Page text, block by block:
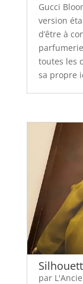
Gucci
version
d’être à
toutes les
sa propre
par